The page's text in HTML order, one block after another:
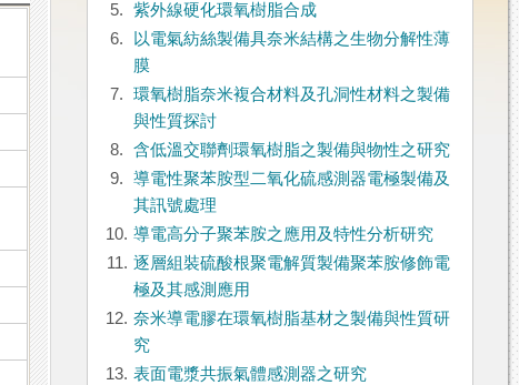
5.
紫外線硬化環氧樹脂合成
6.
以電氣紡絲製備具奈米結構之生物分解性薄
膜
7.
環氧樹脂奈米複合材料及孔洞性材料之製備
與性質探討
8.
含低溫交聯劑環氧樹脂之製備與物性之研究
9.
導電性聚苯胺型二氧化硫感測器電極製備及
其訊號處理
10. 導電高分子聚苯胺之應用及特性分析研究
11. 逐層組裝硫酸根聚電解質製備聚苯胺修飾電
極及其感測應用
12. 奈米導電膠在環氧樹脂基材之製備與性質研
究
13. 表面電漿共振氣體感測器之研究